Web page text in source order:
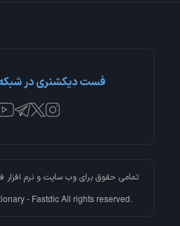
فست دیکشنری در
تمامی حقوق برای وب سایت و نرم افزار
- Fastdic All rights reserved.